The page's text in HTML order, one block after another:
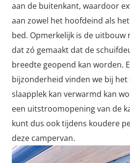
aan de buitenkant, waardoor
aan zowel het hoofdeind als
bed. Opmerkelijk is de uitbouw
dat zó gemaakt dat de
breedte geopend kan worden.
bijzonderheid vinden we bij het
slaapplek kan verwarmd kan
een uitstroomopening van de
kunt dus ook tijdens koudere
deze campervan.